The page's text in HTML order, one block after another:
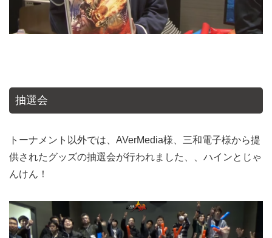
抽選会
トーナメント以外では、AVerMedia様、三和電子様から提
供されたグッズの抽選会が行われました、、ハインとじゃ
んけん！